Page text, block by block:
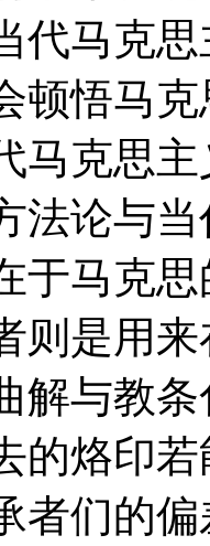
代马克
顿悟马
马克思
法论与
于马克
则是用
解与教
的烙印
者们的